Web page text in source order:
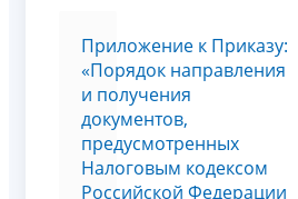
Приложение к Приказу:
«Порядок направления
и получения
документов,
предусмотренных
Налоговым кодексом
Российской Федерации